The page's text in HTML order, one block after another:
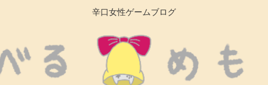
辛口女性ゲームブログ